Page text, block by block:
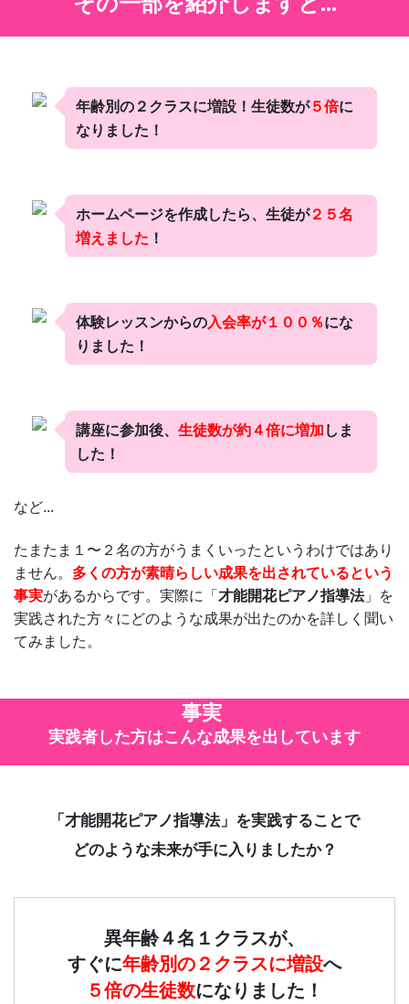
年齢別の２クラスに増設！生徒数が５倍に
なりました！
ホームページを作成したら、生徒が２５名
増えました ！
体験レッスンからの入会率が１００％にな
りました！
講座に参加後、 生徒数が約４倍に増加しま
した！
など...
たまたま１〜２名の方がうまくいったというわけではあり
ません。 多くの方が素晴らしい成果を出されているという
事実があるからです。実際に「 才能開花ピアノ指導法」を
実践された方々にどのような成果が出たのかを詳しく聞い
てみました。
事実
実践者した方はこんな成果を出しています
「才能開花ピアノ指導法」を実践することで
どのような未来が手に入りましたか？
異年齢４名１クラスが、
すぐに年齢別の２クラスに増設へ
５倍の生徒数になりました！